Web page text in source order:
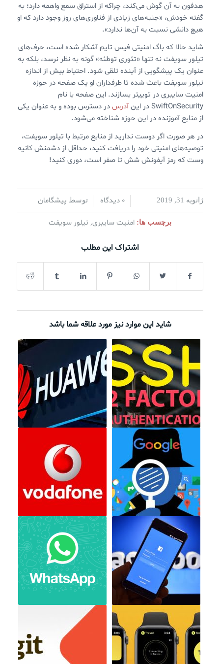
هدفون به آن گوش می‌کند، چراکه از استراق سمع واهمه دارد؛ به
گفته خودش، «جنبه‌های زیادی از فناوری‌های روز وجود دارد که او
هیچ دانشی نسبت به آن‌ها ندارد».
شاید حالا که باگ امنیتی فیس تایم آشکار شده است، حرف‌های
تیلور سویفت نه تنها «تئوری توطئه» گونه به نظر نرسد، بلکه به
عنوان یک پیشگویی از آینده تلقی شود. احتیاط بیش از اندازه
تیلور سویفت باعث شده تا طرفداران او یک صفحه در حوزه
امنیت سایبری در توییتر بسازند. این صفحه با نام
SwiftOnSecurity در این
آدرسدر دسترس بوده و به عنوان یکی
از منابع آموزنده در این حوزه شناخته می‌شود.
در هر صورت اگر دوست ندارید از منابع مرتبط با تیلور سویفت،
توصیه‌های امنیتی خود را دریافت کنید، حداقل از دشمنش کانیه
وست که رمز آیفونش شش تا صفر است، دوری کنید!
ژانویه 31, 2019 / 0 دیدگاه/ توسط پیشگامان
برچسب ها: امنیت سایبری, تیلور سویفت
اشتراک این مطلب
شاید این موارد نیز مورد علاقه شما باشد